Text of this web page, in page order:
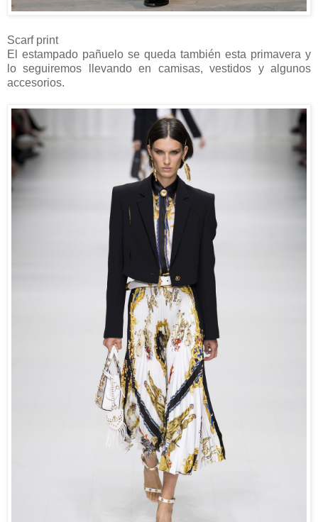
Scarf print
El estampado pañuelo se queda también esta primavera y
lo seguiremos llevando en camisas, vestidos y algunos
accesorios.